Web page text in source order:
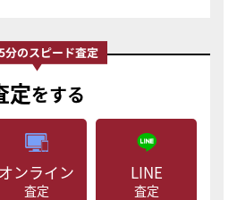
定をする
オンライン
査定
LINE
査定